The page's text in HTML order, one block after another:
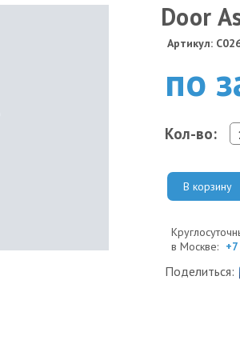
Door
Артикул:
по
Кол-во:
В корзину
в Москве:
Поделиться: